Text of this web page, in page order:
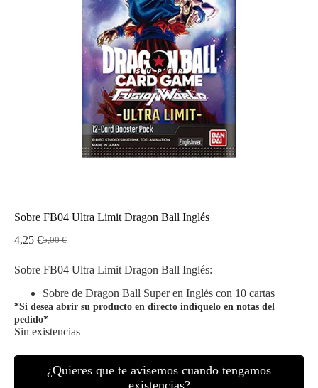
Sobre FB04 Ultra Limit Dragon Ball Inglés
5,00€
El
original
5,00 €.
4,25 €El
actual
4,25 €.
Sobre FB04 Ultra Limit Dragon Ball Inglés:
Sobre de Dragon Ball Super en Inglés con 10 cartas
*Si desea abrir su producto en directo indíquelo en notas del
pedido*
Sin existencias
¿Quieres que te avisemos cuando tengamos